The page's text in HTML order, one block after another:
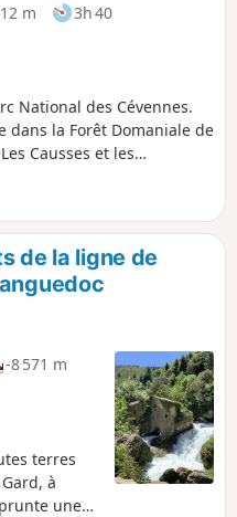
et
m
3h 40
National des Cévennes.
dans la Forêt Domaniale de
Causses et les
le Languedoc à l'Aubrac
les brebis pour rejoindre
de la ligne de
-8 571 m
terres
à
une